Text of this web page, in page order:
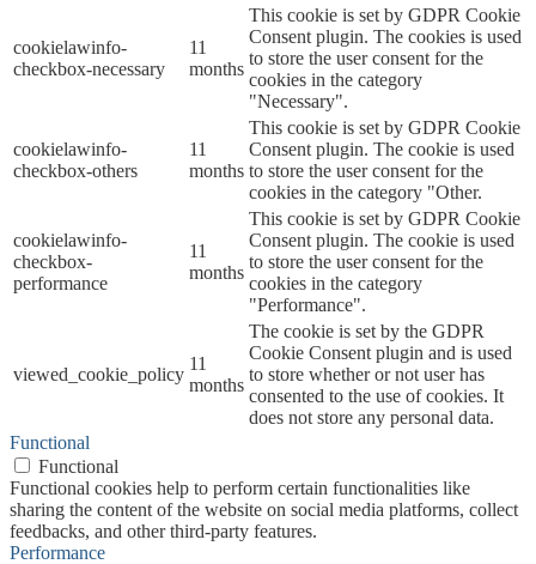
cookielawinfo-
checkbox-necessary
11
months
This cookie is set by GDPR Cookie
Consent plugin. The cookies is used
to store the user consent for the
cookies in the category
"Necessary".
cookielawinfo-
checkbox-others
11
months
This cookie is set by GDPR Cookie
Consent plugin. The cookie is used
to store the user consent for the
cookies in the category "Other.
cookielawinfo-
checkbox-
performance
11
months
This cookie is set by GDPR Cookie
Consent plugin. The cookie is used
to store the user consent for the
cookies in the category
"Performance".
viewed_cookie_policy
11
months
The cookie is set by the GDPR
Cookie Consent plugin and is used
to store whether or not user has
consented to the use of cookies. It
does not store any personal data.
Functional
Functional
Functional cookies help to perform certain functionalities like
sharing the content of the website on social media platforms, collect
feedbacks, and other third-party features.
Performance